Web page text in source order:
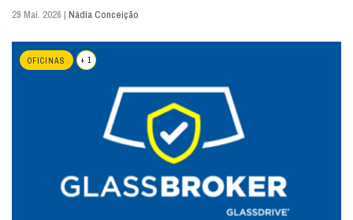
29 Mai. 2026 | Nádia Conceição
OFICINAS + 1